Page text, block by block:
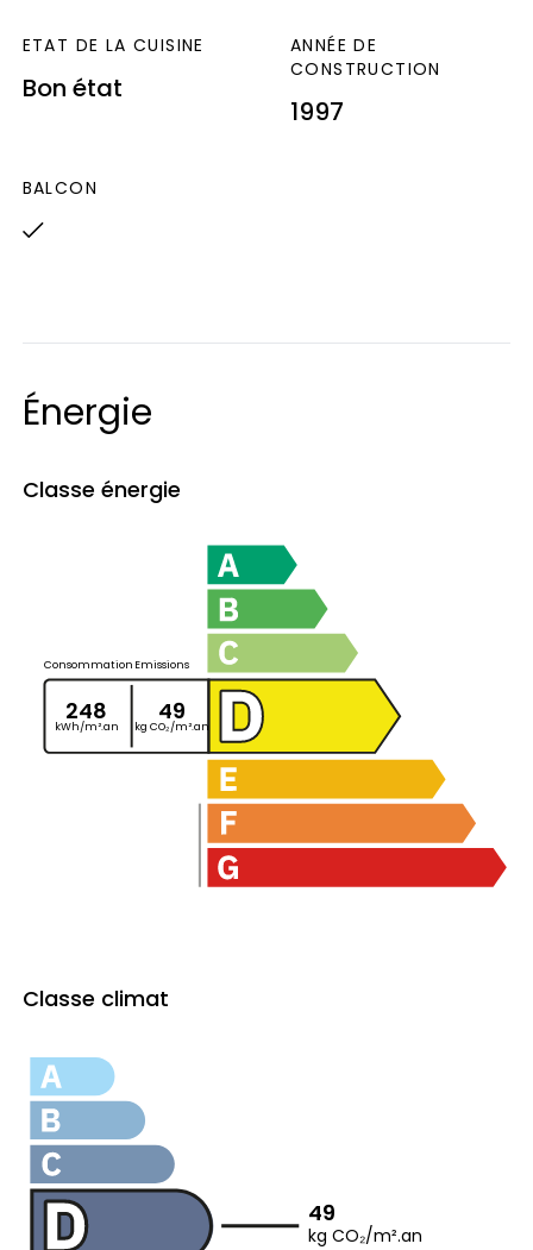
ETAT DE LA CUISINE
Bon état
ANNÉE DE
CONSTRUCTION
1997
BALCON
Énergie
Classe énergie
Consommation
248
kWh/m².an
Emissions
49
kg CO₂/m².an
Classe climat
49
kg CO₂/m².an